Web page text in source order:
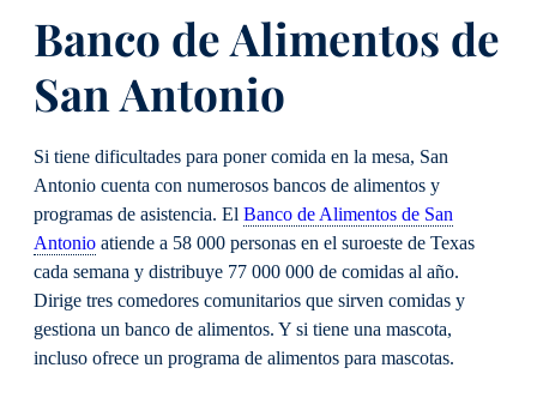
Banco de Alimentos de
San Antonio
Si tiene dificultades para poner comida en la mesa, San
Antonio cuenta con numerosos bancos de alimentos y
programas de asistencia. El Banco de Alimentos de San
Antonio atiende a 58 000 personas en el suroeste de Texas
cada semana y distribuye 77 000 000 de comidas al año.
Dirige tres comedores comunitarios que sirven comidas y
gestiona un banco de alimentos. Y si tiene una mascota,
incluso ofrece un programa de alimentos para mascotas.